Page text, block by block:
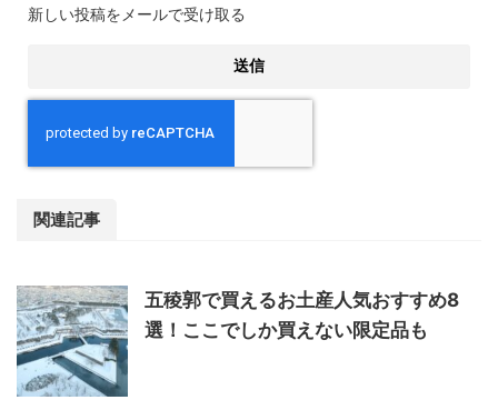
新しい投稿をメールで受け取る
関連記事
五稜郭で買えるお土産人気おすすめ8
選！ここでしか買えない限定品も